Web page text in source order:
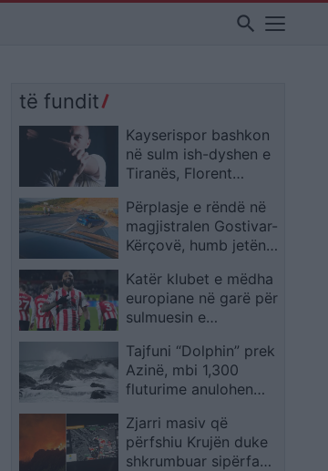
search
të fundit
Kayserispor bashkon
në sulm ish-dyshen e
Tiranës, Florent
Përplasje e rëndë në
magjistralen Gostivar-
Kërçovë, humb jetën
plagoset rëndë një
tjetër
Katër klubet e mëdha
europiane në garë për
sulmuesin e
Thiago
Tajfuni “Dolphin” prek
Azinë, mbi 1,300
fluturime anulohen
mijë banorë
evakuohen
Zjarri masiv që
përfshiu Krujën duke
shkrumbuar sipërfaqe